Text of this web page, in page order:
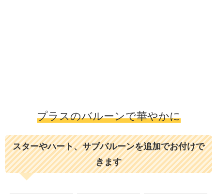
プラスのバルーンで華やかに
スターやハート、サブバルーンを追加でお付けで
きます